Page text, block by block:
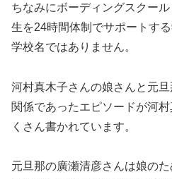
ちなみにボーディングスクー
生を24時間体制でサポートす
学校名ではありません。
河村真木子さんの娘さんと元
関係であったエピソードが河
くさん書かれています。
元旦那の廣瀬清彦さんは娘の